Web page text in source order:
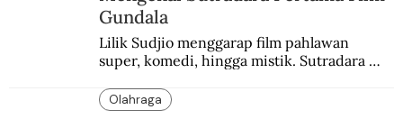
Gundala
Lilik Sudjio menggarap film pahlawan
super, komedi, hingga mistik. Sutradara
Olahraga